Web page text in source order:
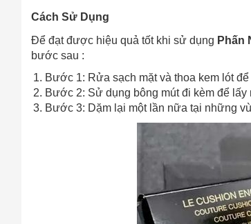
Cách Sử Dụng
Để đạt được hiệu quả tốt khi sử dụng Phấn
bước sau :
Bước 1: Rửa sạch mặt và thoa kem lót
Bước 2: Sử dụng bông mút đi kèm để
Bước 3: Dặm lại một lần nữa tại những